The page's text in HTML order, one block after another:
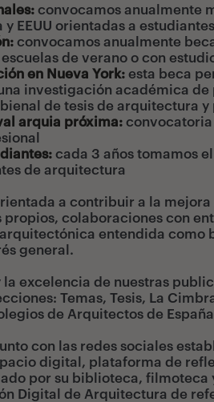
: convocamos anualmente
EEUU orientadas a
: convocamos anualmente
de verano o con
en Nueva York: esta beca
investigación académica de
de tesis de arquitectura
arquia próxima: convocatoria
: cada 3 años tomamos
de arquitectura
a contribuir a la
colaboraciones con
entendida
general.
la excelencia de nuestras
Temas, Tesis, La
de Arquitectos de
con las redes sociales
digital, plataforma de
por su biblioteca, filmoteca
Digital de Arquitectura de